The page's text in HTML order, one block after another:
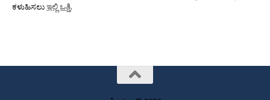
ಕಳುಹಿಸಲುಇಲ್ಲಿ ಒತ್ತಿ.